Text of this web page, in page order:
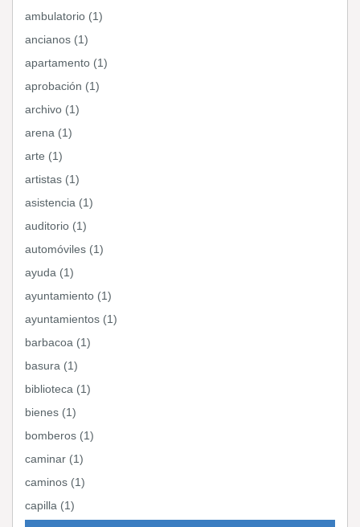
ambulatorio (1)
ancianos (1)
apartamento (1)
aprobación (1)
archivo (1)
arena (1)
arte (1)
artistas (1)
asistencia (1)
auditorio (1)
automóviles (1)
ayuda (1)
ayuntamiento (1)
ayuntamientos (1)
barbacoa (1)
basura (1)
biblioteca (1)
bienes (1)
bomberos (1)
caminar (1)
caminos (1)
capilla (1)